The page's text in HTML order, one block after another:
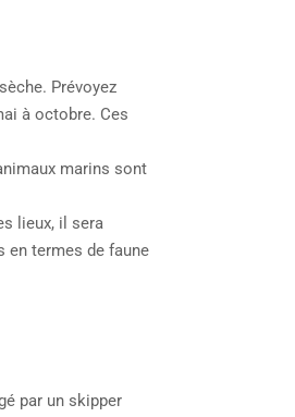
Prévoyez
à octobre. Ces
marins sont
lieux, il sera
en termes de faune
par un skipper